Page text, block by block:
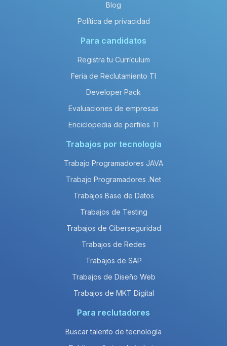
Blog
Política de privacidad
Para candidatos
Registra tu Currículum
Feria de Reclutamiento TI
Developer Pack
Evaluaciones de empresas
Enciclopedia de perfiles TI
Trabajos por tecnología
Trabajo Programadores JAVA
Trabajo Programadores .Net
Trabajos Base de Datos
Trabajos de Testing
Trabajos de Ciberseguridad
Trabajos de Redes
Trabajos de SAP
Trabajos de Diseño Web
Trabajos de MKT Digital
Para reclutadores
Buscar talento de tecnología